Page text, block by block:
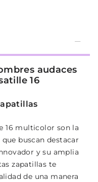
audaces
16
16 multicolor son la
buscan destacar
y su amplia
zapatillas te
de una manera